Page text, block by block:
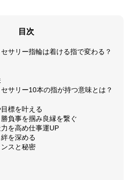
目次
サリー指輪は着ける指で変わる？
サリー10本の指が持つ意味とは？
標を叶える
負事を掴み良縁を繋ぐ
を高め仕事運UP
を深める
スと秘密